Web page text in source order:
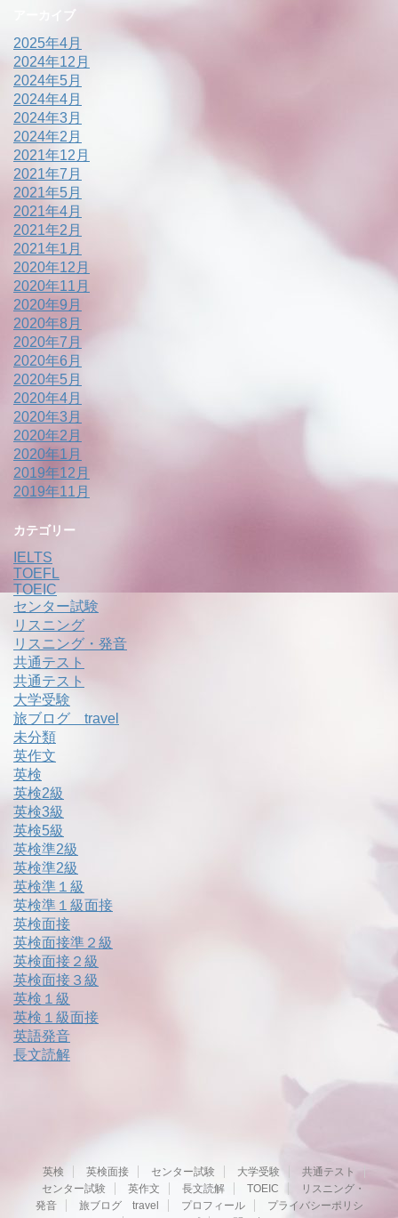
アーカイブ
2025年4月
2024年12月
2024年5月
2024年4月
2024年3月
2024年2月
2021年12月
2021年7月
2021年5月
2021年4月
2021年2月
2021年1月
2020年12月
2020年11月
2020年9月
2020年8月
2020年7月
2020年6月
2020年5月
2020年4月
2020年3月
2020年2月
2020年1月
2019年12月
2019年11月
カテゴリー
IELTS
TOEFL
TOEIC
センター試験
リスニング
リスニング・発音
共通テスト
共通テスト
大学受験
旅ブログ travel
未分類
英作文
英検
英検2級
英検3級
英検5級
英検準2級
英検準2級
英検準１級
英検準１級面接
英検面接
英検面接準２級
英検面接２級
英検面接３級
英検１級
英検１級面接
英語発音
長文読解
英検 英検面接 センター試験 大学受験
共通テスト
センター試験
英作文 長文読解 TOEIC
リスニング・
発音
旅ブログ travel プロフィール
プライバシーポリシ